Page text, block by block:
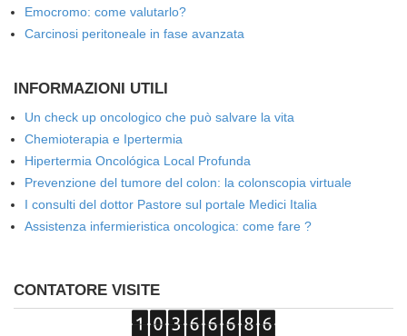
Emocromo: come valutarlo?
Carcinosi peritoneale in fase avanzata
INFORMAZIONI UTILI
Un check up oncologico che può salvare la vita
Chemioterapia e Ipertermia
Hipertermia Oncológica Local Profunda
Prevenzione del tumore del colon: la colonscopia virtuale
I consulti del dottor Pastore sul portale Medici Italia
Assistenza infermieristica oncologica: come fare ?
CONTATORE VISITE